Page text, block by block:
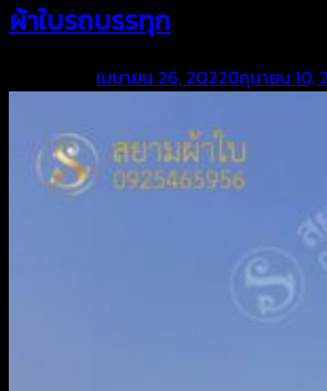
ผ้าใบรถบรรทุก
เมษายน 26, 2022มิถุนายน 10,